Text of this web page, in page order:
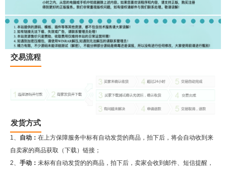
交易流程
发货方式
1、 自动： 在上方保障服务中标有自动发货的商品，拍下后，将会自动收到来
自卖家的商品获取（下载）链接；
2、 手动： 未标有自动发货的的商品，拍下后，卖家会收到邮件、短信提醒，